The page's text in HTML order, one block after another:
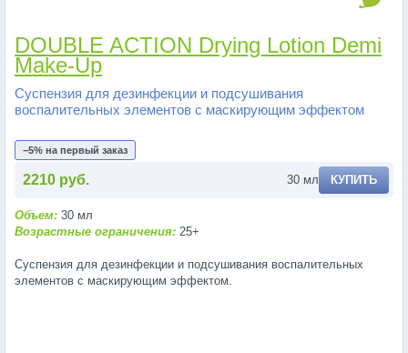
DOUBLE ACTION Drying Lotion Demi
Make-Up
Суспензия для дезинфекции и подсушивания
воспалительных элементов с маскирующим эффектом
−5% на первый заказ
2210 руб. 30 мл КУПИТЬ
Объем: 30 мл
Возрастные ограничения: 25+
Суспензия для дезинфекции и подсушивания воспалительных
элементов с маскирующим эффектом.